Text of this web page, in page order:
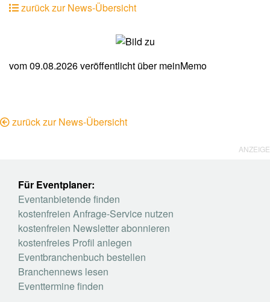
zurück zur News-Übersicht
vom 09.08.2026veröffentlicht übermeinMemo
zurück zur News-Übersicht
ANZEIGE
Für Eventplaner:
Eventanbietende finden
kostenfreien Anfrage-Service nutzen
kostenfreien Newsletter abonnieren
kostenfreies Profil anlegen
Eventbranchenbuch bestellen
Branchennews lesen
Eventtermine finden